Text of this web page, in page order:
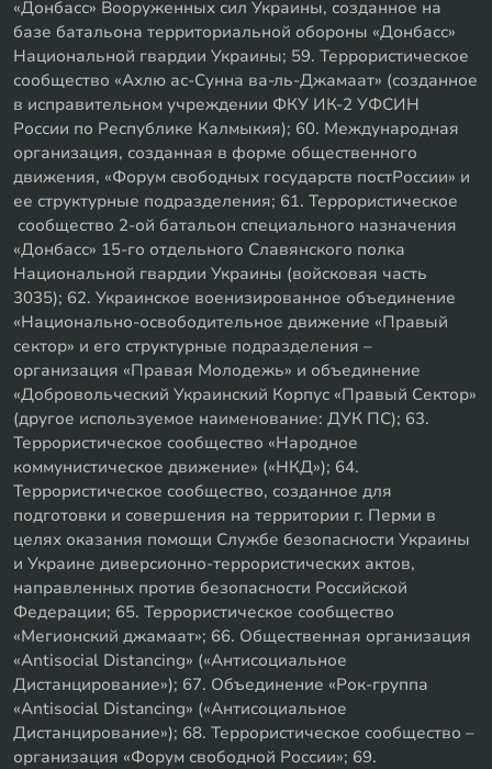
«Донбасс» Вооруженных сил Украины, созданное на
базе батальона территориальной обороны «Донбасс»
Национальной гвардии Украины; 59. Террористическое
сообщество «Ахлю ас-Сунна ва-ль-Джамаат» (созданное
в исправительном учреждении ФКУ ИК-2 УФСИН
России по Республике Калмыкия); 60. Международная
организация, созданная в форме общественного
движения, «Форум свободных государств постРоссии» и
ее структурные подразделения; 61. Террористическое
сообщество 2-ой батальон специального назначения
«Донбасс» 15-го отдельного Славянского полка
Национальной гвардии Украины (войсковая часть
3035); 62. Украинское военизированное объединение
«Национально-освободительное движение «Правый
сектор» и его структурные подразделения –
организация «Правая Молодежь» и объединение
«Добровольческий Украинский Корпус «Правый Сектор»
(другое используемое наименование: ДУК ПС); 63.
Террористическое сообщество «Народное
коммунистическое движение» («НКД»); 64.
Террористическое сообщество, созданное для
подготовки и совершения на территории г. Перми в
целях оказания помощи Службе безопасности Украины
и Украине диверсионно-террористических актов,
направленных против безопасности Российской
Федерации; 65. Террористическое сообщество
«Мегионский джамаат»; 66. Общественная организация
«Antisocial Distancing» («Антисоциальное
Дистанцирование»); 67. Объединение «Рок-группа
«Antisocial Distancing» («Антисоциальное
Дистанцирование»); 68. Террористическое сообщество –
организация «Форум свободной России»; 69.